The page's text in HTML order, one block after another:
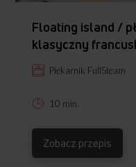
Floating island /
klasyczny
Piekarnik FullSteam
10 min.
Zobacz przepis